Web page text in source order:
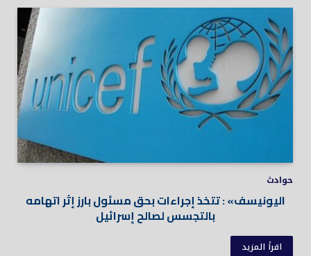
حوادث
اليونيسف» : تتخذ إجراءات بحق مسئول بارز إثر اتهامه
بالتجسس لصالح إسرائيل
اقرأ المزيد